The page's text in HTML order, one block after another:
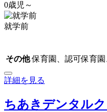
0歳児～
就学前
その他 保育園、認可保育
詳細を見る
ちあきデンタル